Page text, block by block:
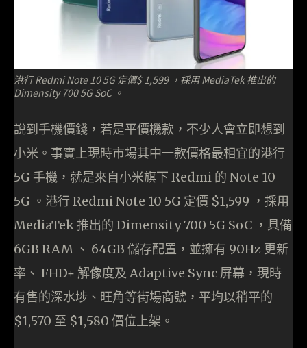
港行 Redmi Note 10 5G 定價$ 1,599 ，採用 MediaTek 推出的
Dimensity 700 5G SoC 。
說到手機價錢，若是平價機款，不少人會立即想到
小米。事實上現時市場其中一款價格最相宜的港行
5G 手機，就是來自小米旗下 Redmi 的 Note 10
5G 。港行 Redmi Note 10 5G 定價 $1,599 ，採用
MediaTek 推出的 Dimensity 700 5G SoC ，具備
6GB RAM 、 64GB 儲存配置，並擁有 90Hz 更新
率、 FHD+ 解像度及 Adaptive Sync 屏幕，現時
有售的深水埗、旺角等街場商號，平均以稍平的
$1,570 至 $1,580 價位上架。